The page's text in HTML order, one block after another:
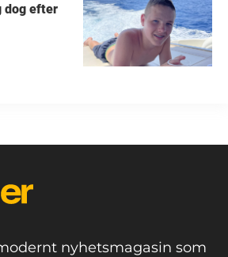
dog efter
nyhetsmagasin som